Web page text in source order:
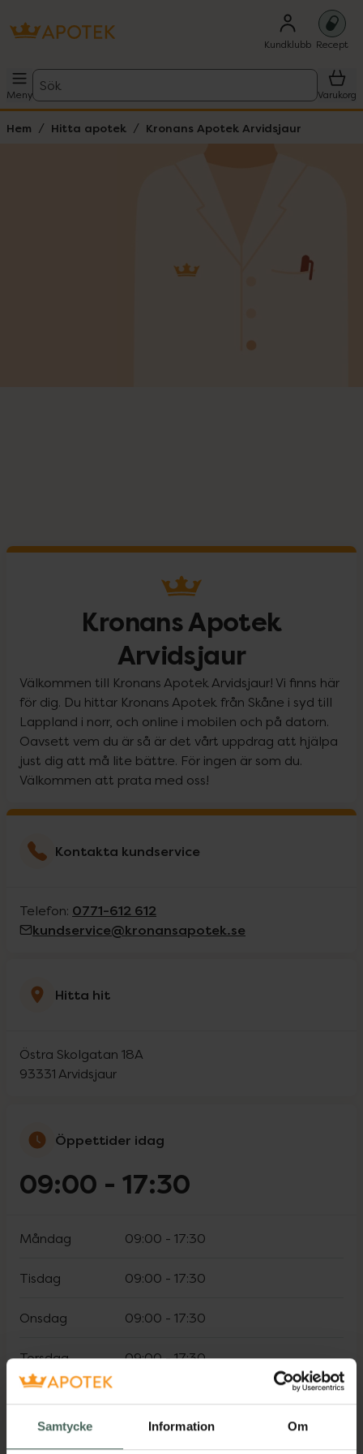
Samtycke Information Om
Kundklubb Recept
Meny
Sök
Varukorg
Hem Hitta apotek Kronans Apotek Arvidsjaur
Kronans Apotek
Arvidsjaur
Välkommen till Kronans Apotek Arvidsjaur! Vi finns här
för dig. Du hittar Kronans Apotek från Skåne i syd till
Lappland i norr, och online i mobilen och på datorn.
Oavsett vem du är så är det vårt uppdrag att hjälpa
just dig att må lite bättre. För ingen är som du.
Välkommen att prata med oss!
Kontakta kundservice
Telefon: 0771-612 612
kundservice@kronansapotek.se
Hitta hit
Östra Skolgatan 18A
93331 Arvidsjaur
Öppettider idag
09:00 - 17:30
Måndag 09:00 - 17:30
Tisdag 09:00 - 17:30
Onsdag 09:00 - 17:30
Torsdag 09:00-17:30